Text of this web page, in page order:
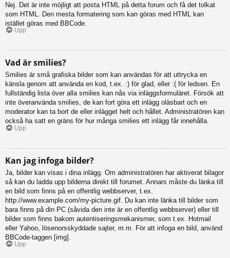
Nej. Det är inte möjligt att posta HTML på detta forum och få det tolkat
som HTML. Den mesta formatering som kan göras med HTML kan
istället göras med BBCode.
Upp
Vad är smilies?
Smilies är små grafiska bilder som kan användas för att uttrycka en
känsla genom att använda en kod, t.ex. :) för glad, eller :( för ledsen. En
fullständig lista över alla smilies kan nås via inläggsformuläret. Försök att
inte överanvända smilies, de kan fort göra ett inlägg oläsbart och en
moderator kan ta bort de eller inlägget helt och hållet. Administratören kan
också ha satt en gräns för hur många smilies ett inlägg får innehålla.
Upp
Kan jag infoga bilder?
Ja, bilder kan visas i dina inlägg. Om administratören har aktiverat bilagor
så kan du ladda upp bilderna direkt till forumet. Annars måste du länka till
en bild som finns på en offentlig webbserver, t.ex.
http://www.example.com/my-picture.gif. Du kan inte länka till bilder som
bara finns på din PC (såvida den inte är en offentlig webbserver) eller till
bilder som finns bakom autentiseringsmekanismer, som t.ex. Hotmail
eller Yahoo, lösenorsskyddade sajter, m.m. För att infoga en bild, använd
BBCode-taggen [img].
Upp